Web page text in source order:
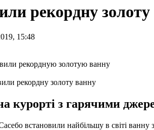
рекордну
15:48
рекордну золоту ванну
курорті з гарячими
встановили найбільшу в світі ванну